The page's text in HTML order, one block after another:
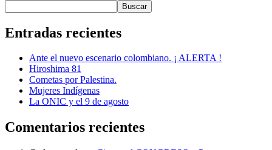
Buscar
Entradas recientes
Ante el nuevo escenario colombiano. ¡ ALERTA !
Hiroshima 81
Cometas por Palestina.
Mujeres Indígenas
La ONIC y el 9 de agosto
Comentarios recientes